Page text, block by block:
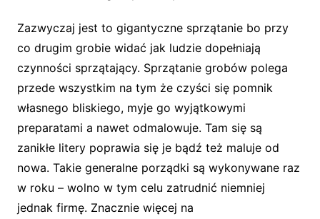
Zazwyczaj jest to gigantyczne sprzątanie bo przy
co drugim grobie widać jak ludzie dopełniają
czynności sprzątający. Sprzątanie grobów polega
przede wszystkim na tym że czyści się pomnik
własnego bliskiego, myje go wyjątkowymi
preparatami a nawet odmalowuje. Tam się są
zanikłe litery poprawia się je bądź też maluje od
nowa. Takie generalne porządki są wykonywane raz
w roku – wolno w tym celu zatrudnić niemniej
jednak firmę. Znacznie więcej na